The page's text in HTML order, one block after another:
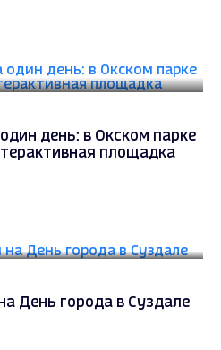
день: в Окском парке
площадка
День города в Суздале